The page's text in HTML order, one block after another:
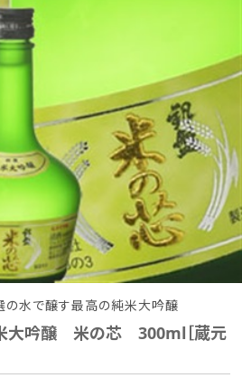
水で醸す最高の純米大吟醸
吟醸 米の芯 300ml［蔵元